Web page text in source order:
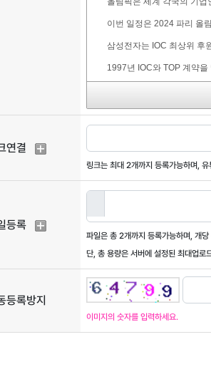
연결
링크는 최대 2개까지 등록가능하며, 유
등록
파일은 총 2개까지 등록가능하며, 개
단, 총 용량은 서버에 설정된 최대업로
등록방지
이미지의 숫자를 입력하세요.